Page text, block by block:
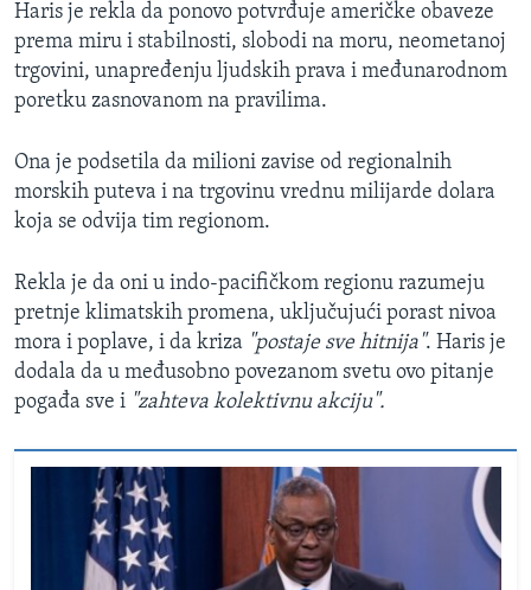
Haris je rekla da ponovo potvrđuje američke obaveze
prema miru i stabilnosti, slobodi na moru, neometanoj
trgovini, unapređenju ljudskih prava i međunarodnom
poretku zasnovanom na pravilima.
Ona je podsetila da milioni zavise od regionalnih
morskih puteva i na trgovinu vrednu milijarde dolara
koja se odvija tim regionom.
Rekla je da oni u indo-pacifičkom regionu razumeju
pretnje klimatskih promena, uključujući porast nivoa
mora i poplave, i da kriza "postaje sve hitnija". Haris je
dodala da u međusobno povezanom svetu ovo pitanje
pogađa sve i "zahteva kolektivnu akciju".